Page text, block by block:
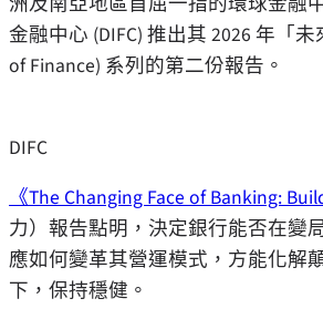
金融中心 (DIFC) 推出其 2026 年「
of Finance) 系列的第二份報告。
DIFC
《The Changing Face of Banking:
力）報告點明，決定銀行能否在變
應如何變革其營運模式，方能化解
下，保持穩健。